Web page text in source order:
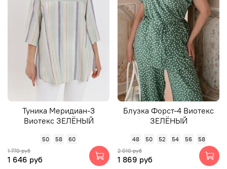
Туника Меридиан-3
Виотекс ЗЕЛЁНЫЙ
50 58 60
1 770 руб
1 646 руб
Блузка Форст-4 Виотекс
ЗЕЛЁНЫЙ
48 50 52 54 56 58
2 010 руб
1 869 руб